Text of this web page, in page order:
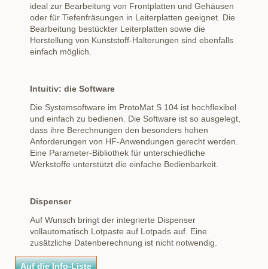
ideal zur Bearbeitung von Frontplatten und Gehäusen
oder für Tiefenfräsungen in Leiterplatten geeignet. Die
Bearbeitung bestückter Leiterplatten sowie die
Herstellung von Kunststoff-Halterungen sind ebenfalls
einfach möglich.
Intuitiv: die Software
Die Systemsoftware im ProtoMat S 104 ist hochflexibel
und einfach zu bedienen. Die Software ist so ausgelegt,
dass ihre Berechnungen den besonders hohen
Anforderungen von HF-Anwendungen gerecht werden.
Eine Parameter-Bibliothek für unterschiedliche
Werkstoffe unterstützt die einfache Bedienbarkeit.
Dispenser
Auf Wunsch bringt der integrierte Dispenser
vollautomatisch Lotpaste auf Lotpads auf. Eine
zusätzliche Datenberechnung ist nicht notwendig.